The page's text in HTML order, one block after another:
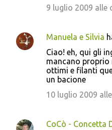
9 luglio 2009 alle
Manuela e Silvia
Ciao! eh, qui gli
mancano proprio
ottimi e filanti
un bacione
10 luglio 2009
CoCò - Concetta